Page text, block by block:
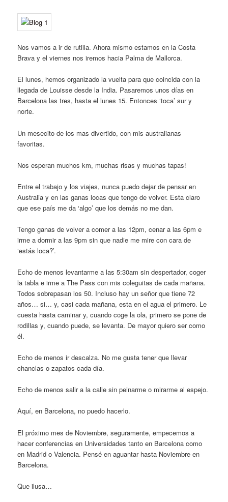
Nos vamos a ir de rutilla. Ahora mismo estamos en la Costa
Brava y el viernes nos iremos hacia Palma de Mallorca.
El lunes, hemos organizado la vuelta para que coincida con la
llegada de Louisse desde la India. Pasaremos unos días en
Barcelona las tres, hasta el lunes 15. Entonces ‘toca’ sur y
norte.
Un mesecito de los mas divertido, con mis australianas
favoritas.
Nos esperan muchos km, muchas risas y muchas tapas!
Entre el trabajo y los viajes, nunca puedo dejar de pensar en
Australia y en las ganas locas que tengo de volver. Esta claro
que ese país me da ‘algo’ que los demás no me dan.
Tengo ganas de volver a comer a las 12pm, cenar a las 6pm e
irme a dormir a las 9pm sin que nadie me mire con cara de
‘estás loca?’.
Echo de menos levantarme a las 5:30am sin despertador, coger
la tabla e irme a The Pass con mis coleguitas de cada mañana.
Todos sobrepasan los 50. Incluso hay un señor que tiene 72
años… si… y, casi cada mañana, esta en el agua el primero. Le
cuesta hasta caminar y, cuando coge la ola, primero se pone de
rodillas y, cuando puede, se levanta. De mayor quiero ser como
él.
Echo de menos ir descalza. No me gusta tener que llevar
chanclas o zapatos cada día.
Echo de menos salir a la calle sin peinarme o mirarme al espejo.
Aquí, en Barcelona, no puedo hacerlo.
El próximo mes de Noviembre, seguramente, empecemos a
hacer conferencias en Universidades tanto en Barcelona como
en Madrid o Valencia. Pensé en aguantar hasta Noviembre en
Barcelona.
Que ilusa…